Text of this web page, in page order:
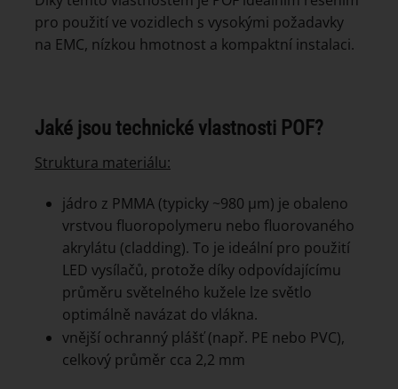
pro použití ve vozidlech s vysokými požadavky
na EMC, nízkou hmotnost a kompaktní instalaci.
Jaké jsou technické vlastnosti POF?
Struktura materiálu:
jádro z PMMA (typicky ~980 µm) je obaleno
vrstvou fluoropolymeru nebo fluorovaného
akrylátu (cladding). To je ideální pro použití
LED vysílačů, protože díky odpovídajícímu
průměru světelného kužele lze světlo
optimálně navázat do vlákna.
vnější ochranný plášť (např. PE nebo PVC),
celkový průměr cca 2,2 mm